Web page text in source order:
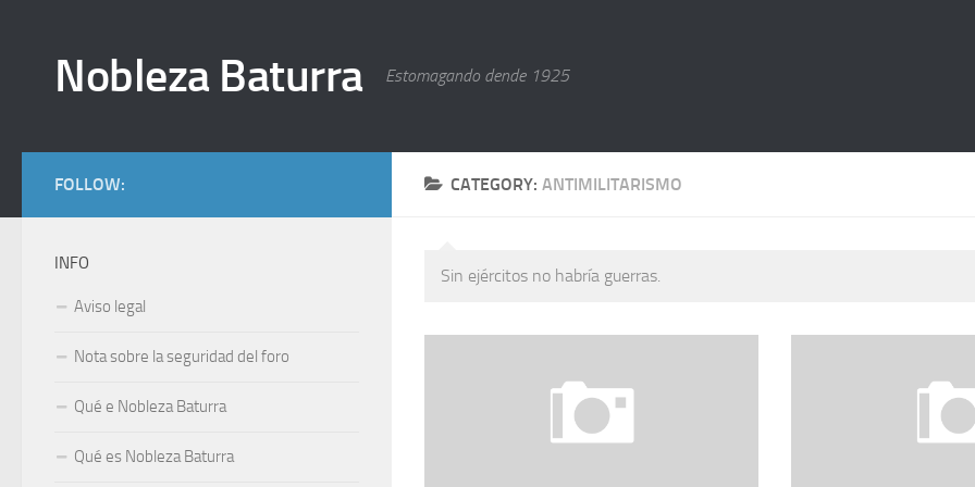
Nobleza Baturra Estomagando dende 1925
CATEGORY: ANTIMILITARISMO
Sin ejércitos no habría guerras.
FOLLOW:
INFO
Aviso legal
Nota sobre la seguridad del foro
Qué e Nobleza Baturra
Qué es Nobleza Baturra